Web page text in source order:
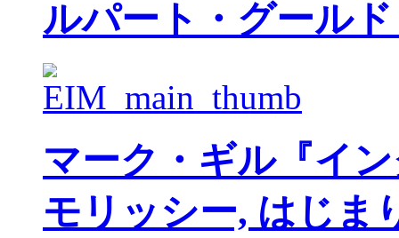
ルパート・グール
マーク・ギル『イ
モリッシー, はじま